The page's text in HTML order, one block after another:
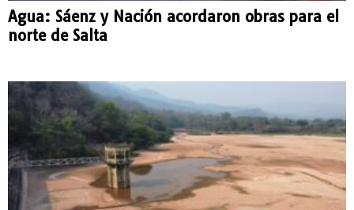
Agua: Sáenz y Nación acordaron obras para el
norte de Salta